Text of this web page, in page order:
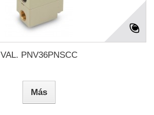
VAL. PNV36PNSCC
Más